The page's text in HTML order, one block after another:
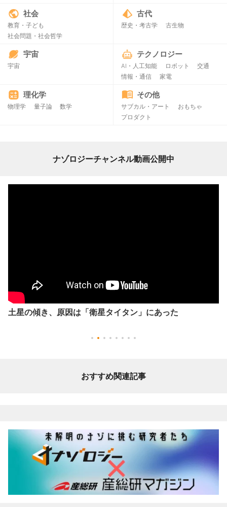
社会
教育・子ども
社会問題・社会哲学
古代
歴史・考古学 古生物
宇宙
宇宙
テクノロジー
AI・人工知能 ロボット
交通
情報・通信
家電
理化学
物理学 量子論 数学
その他
サブカル・アート
おもちゃ
プロダクト
ナゾロジーチャンネル動画公開中
土星の傾き、原因は「衛星タイタン」にあった
おすすめ関連記事